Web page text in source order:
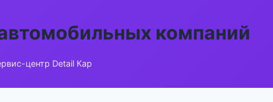
компаний
центр Detail Кар